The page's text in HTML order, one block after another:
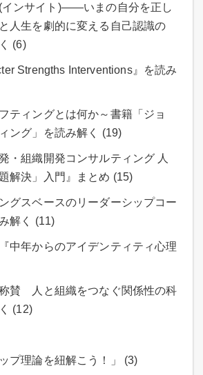
インサイト)――いまの自分を正し
人生を劇的に変える自己認識の
(6)
Strengths Interventions』を読み
ティングとは何か～書籍「ジョ
ング」を読み解く (19)
・組織開発コンサルティング 人
解決」入門』まとめ (15)
グスベースのリーダーシップコー
解く (11)
中年からのアイデンティティ心理
賛 人と組織をつなぐ関係性の科
(12)
プ理論を紐解こう！」 (3)